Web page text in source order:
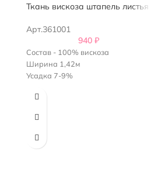
Ткань вискоза штапель листья
Арт.361001
940 ₽
Состав - 100% вискоза
Ширина 1,42м
Усадка 7-9%